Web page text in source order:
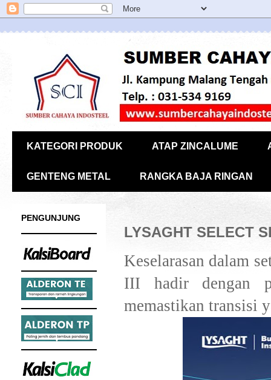
KATEGORI PRODUK ATAP ZINCALUME
GENTENG METAL RANGKA BAJA RINGAN
LYSAGHT SELECT
Keselarasan dalam
III hadir dengan
memastikan transisi
PENGUNJUNG